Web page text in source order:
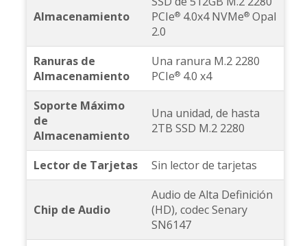
Almacenamiento
PCIe®4.0x4 NVMe®Opal
2.0
Ranuras de
Almacenamiento
Una ranura M.2 2280
PCIe®4.0 x4
Soporte Máximo
de
Almacenamiento
Una unidad, de hasta
2TB SSD M.2 2280
Lector de Tarjetas Sin lector de tarjetas
Chip de Audio
Audio de Alta Definición
(HD), codec Senary
SN6147